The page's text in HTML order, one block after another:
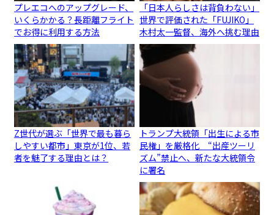
プレエコへのアップグレード、
いくらかかる？長距離フライト
でお得に利用する方法
「日本人らしさは背負わない」
世界で評価された「FUJIKO」
木村太一監督、海外へ挑む理由
Z世代が選ぶ「世界で最も暮ら
しやすい都市」東京が1位、若
者を魅了する理由とは？
トランプ大統領「出生による市
民権」を厳格化 “出産ツーリ
ズム”禁止へ、新たな大統領令
に署名